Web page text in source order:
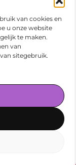
van cookies en
u onze website
te maken.
van
sitegebruik.
tips en
bij elkaar. Begin